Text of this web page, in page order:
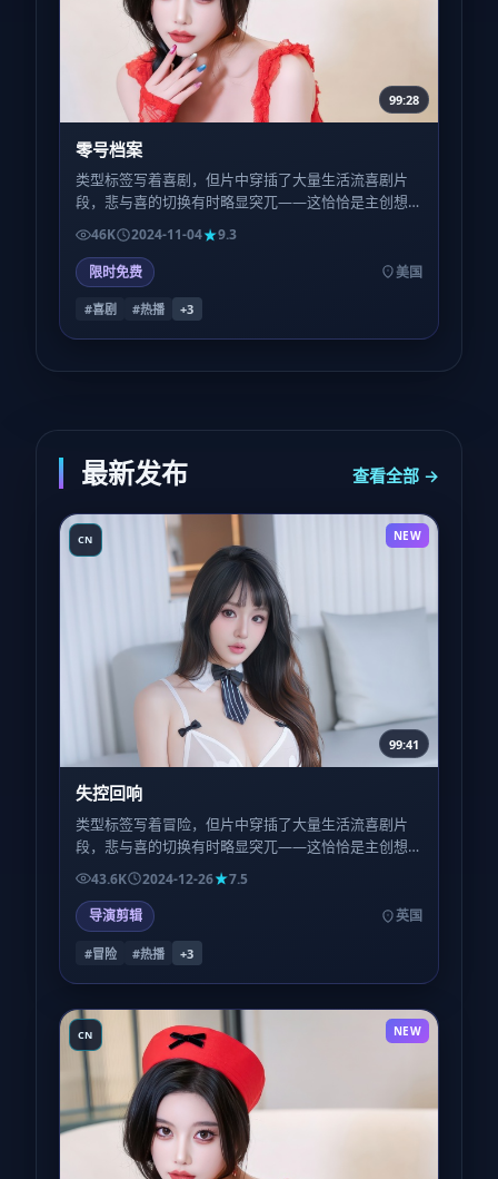
99:28
零号档案
类型标签写着喜剧，但片中穿插了大量生活流喜剧片
段，悲与喜的切换有时略显突兀——这恰恰是主创想
模拟的「真实日子里坏消息与冷笑话总是撞在同一班
车」。
46K 2024-11-04
9.3
限时免费
美国
#喜剧 #热播 +3
最新发布 查看全部 →
CN NEW
99:41
失控回响
类型标签写着冒险，但片中穿插了大量生活流喜剧片
段，悲与喜的切换有时略显突兀——这恰恰是主创想
模拟的「真实日子里坏消息与冷笑话总是撞在同一班
车」。
43.6K 2024-12-26
7.5
导演剪辑
英国
#冒险 #热播 +3
CN NEW